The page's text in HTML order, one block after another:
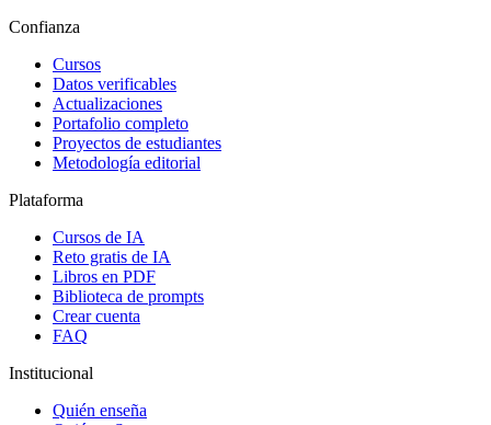
Confianza
Cursos
Datos verificables
Actualizaciones
Portafolio completo
Proyectos de estudiantes
Metodología editorial
Plataforma
Cursos de IA
Reto gratis de IA
Libros en PDF
Biblioteca de prompts
Crear cuenta
FAQ
Institucional
Quién enseña